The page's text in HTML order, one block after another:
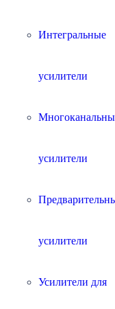
Интегральные
усилители
усилители
усилители
Усилители для
в этом браузере для